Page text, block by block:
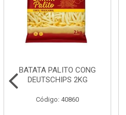
BATATA PALITO CONG
DEUTSCHIPS 2KG
Código: 40860